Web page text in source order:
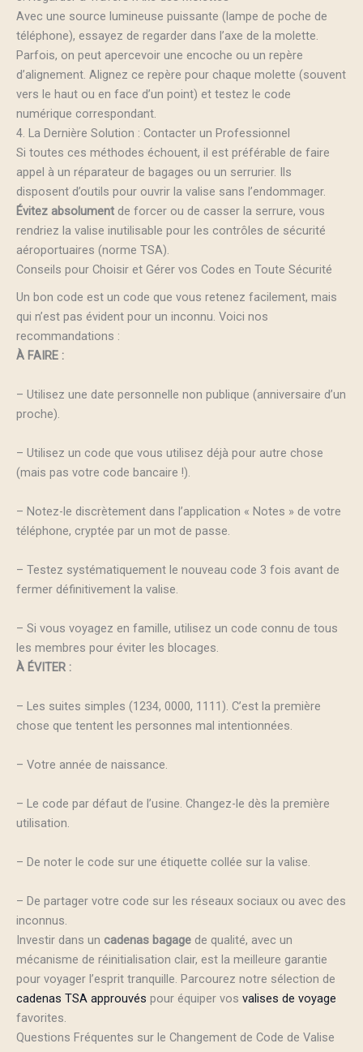
Avec une source lumineuse puissante (lampe de poche de
téléphone), essayez de regarder dans l’axe de la molette.
Parfois, on peut apercevoir une encoche ou un repère
d’alignement. Alignez ce repère pour chaque molette (souvent
vers le haut ou en face d’un point) et testez le code
numérique correspondant.
4. La Dernière Solution : Contacter un Professionnel
Si toutes ces méthodes échouent, il est préférable de faire
appel à un réparateur de bagages ou un serrurier. Ils
disposent d’outils pour ouvrir la valise sans l’endommager.
Évitez absolument de forcer ou de casser la serrure, vous
rendriez la valise inutilisable pour les contrôles de sécurité
aéroportuaires (norme TSA).
Conseils pour Choisir et Gérer vos Codes en Toute Sécurité
Un bon code est un code que vous retenez facilement, mais
qui n’est pas évident pour un inconnu. Voici nos
recommandations :
À FAIRE :
– Utilisez une date personnelle non publique (anniversaire d’un
proche).
– Utilisez un code que vous utilisez déjà pour autre chose
(mais pas votre code bancaire !).
– Notez-le discrètement dans l’application « Notes » de votre
téléphone, cryptée par un mot de passe.
– Testez systématiquement le nouveau code 3 fois avant de
fermer définitivement la valise.
– Si vous voyagez en famille, utilisez un code connu de tous
les membres pour éviter les blocages.
À ÉVITER :
– Les suites simples (1234, 0000, 1111). C’est la première
chose que tentent les personnes mal intentionnées.
– Votre année de naissance.
– Le code par défaut de l’usine. Changez-le dès la première
utilisation.
– De noter le code sur une étiquette collée sur la valise.
– De partager votre code sur les réseaux sociaux ou avec des
inconnus.
Investir dans un cadenas bagage de qualité, avec un
mécanisme de réinitialisation clair, est la meilleure garantie
pour voyager l’esprit tranquille. Parcourez notre sélection de
cadenas TSA approuvés pour équiper vos valises de voyage
favorites.
Questions Fréquentes sur le Changement de Code de Valise